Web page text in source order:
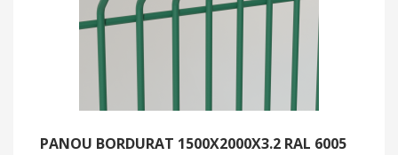
PANOU BORDURAT 1500X2000X3.2 RAL 6005